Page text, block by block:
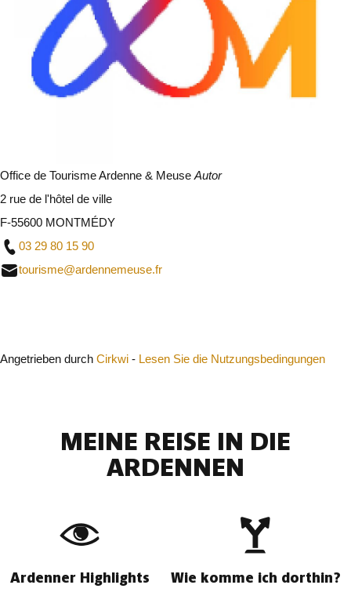
Office de Tourisme Ardenne & Meuse Autor
2 rue de l'hôtel de ville
F-55600 MONTMÉDY
03 29 80 15 90
tourisme@ardennemeuse.fr
Angetrieben durch Cirkwi - Lesen Sie die Nutzungsbedingungen
MEINE REISE IN DIE
ARDENNEN
Ardenner Highlights Wie komme ich dorthin?